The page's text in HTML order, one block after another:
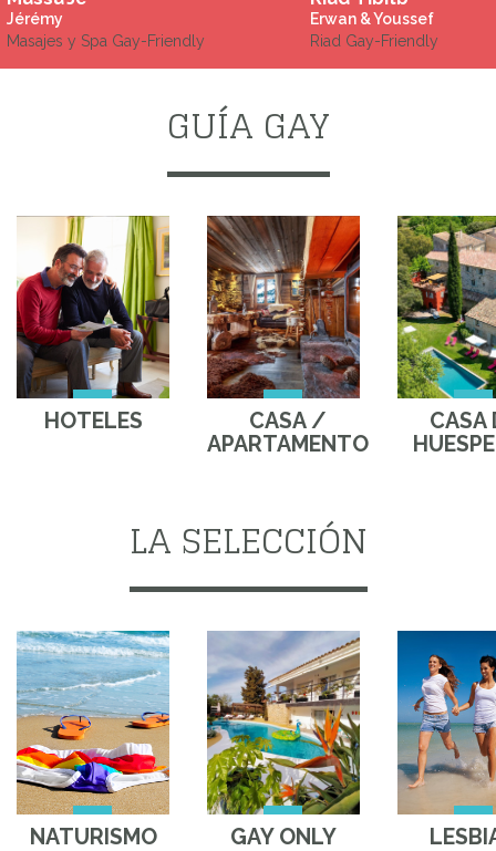
Jérémy
Masajes y Spa Gay-Friendly
Erwan & Youssef
Riad Gay-Friendly
GUÍA GAY
HOTELES
CASA /
APARTAMENTO
CASA
LA SELECCIÓN
NATURISMO GAY ONLY